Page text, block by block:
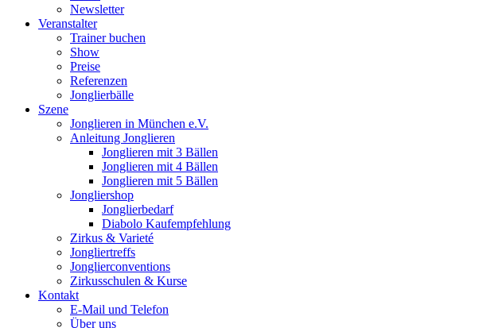
Newsletter
Veranstalter
Trainer buchen
Show
Preise
Referenzen
Jonglierbälle
Szene
Jonglieren in München e.V.
Anleitung Jonglieren
Jonglieren mit 3 Bällen
Jonglieren mit 4 Bällen
Jonglieren mit 5 Bällen
Jongliershop
Jonglierbedarf
Diabolo Kaufempfehlung
Zirkus & Varieté
Jongliertreffs
Jonglierconventions
Zirkusschulen & Kurse
Kontakt
E-Mail und Telefon
Über uns